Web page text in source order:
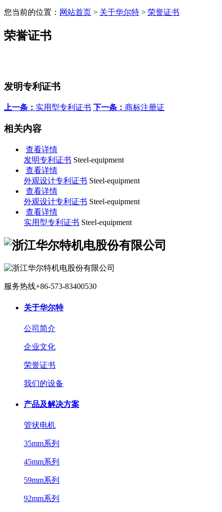
您当前的位置： 网站首页 > 关于华尔特 > 荣誉证书
荣誉证书
发明专利证书
上一条： 实用型专利证书 下一条： 商标注册证
相关内容
查看详情
发明专利证书 Steel-equipment
查看详情
外观设计专利证书 Steel-equipment
查看详情
外观设计专利证书 Steel-equipment
查看详情
实用型专利证书 Steel-equipment
服务热线+86-573-83400530
关于华尔特
公司简介
企业文化
荣誉证书
我们的设备
产品及解决方案
管状电机
35mm系列
45mm系列
59mm系列
92mm系列